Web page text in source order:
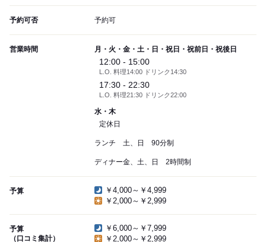
予約可否 予約可
営業時間 月・火・金・土・日・祝日・祝前日・祝後日
12:00 - 15:00
L.O. 料理14:00 ドリンク14:30
17:30 - 22:30
L.O. 料理21:30 ドリンク22:00
水・木
定休日
ランチ 土、日 90分制
ディナー金、土、日 2時間制
予算
￥4,000～￥4,999
￥2,000～￥2,999
予算
（口コミ集計）
￥6,000～￥7,999
￥2,000～￥2,999